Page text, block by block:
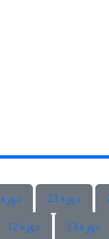
دوره 23 دوره 22
دوره 13 دوره 12